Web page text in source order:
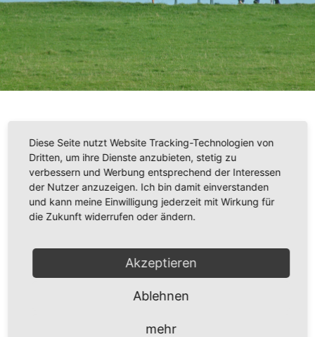
NORDSEE-
URLAUB
SACHTE
ERLEBEN
Diese Seite nutzt Website Tracking-Technologien von
Dritten, um ihre Dienste anzubieten, stetig zu
verbessern und Werbung entsprechend der Interessen
der Nutzer anzuzeigen. Ich bin damit einverstanden
und kann meine Einwilligung jederzeit mit Wirkung für
die Zukunft widerrufen oder ändern.
Akzeptieren
Ablehnen
mehr